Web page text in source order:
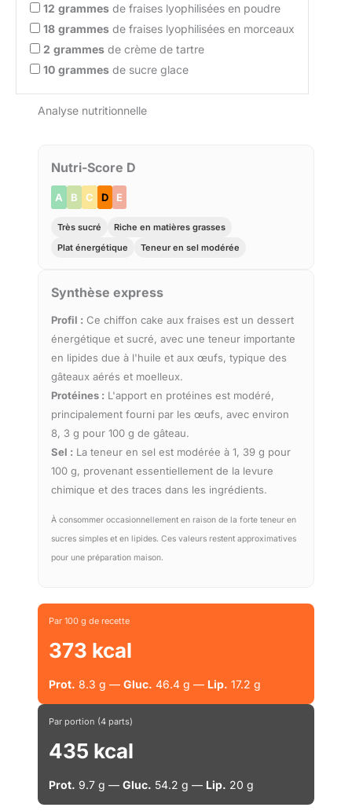
12 grammes de fraises lyophilisées en poudre
18 grammes de fraises lyophilisées en morceaux
2 grammes de crème de tartre
10 grammes de sucre glace
Analyse nutritionnelle
Nutri-Score D
A B C D E
Très sucré
Riche en matières grasses
Plat énergétique
Teneur en sel modérée
Synthèse express
Profil : Ce chiffon cake aux fraises est un dessert
énergétique et sucré, avec une teneur importante
en lipides due à l'huile et aux œufs, typique des
gâteaux aérés et moelleux.
Protéines : L'apport en protéines est modéré,
principalement fourni par les œufs, avec environ
8, 3 g pour 100 g de gâteau.
Sel : La teneur en sel est modérée à 1, 39 g pour
100 g, provenant essentiellement de la levure
chimique et des traces dans les ingrédients.
À consommer occasionnellement en raison de la forte teneur en
sucres simples et en lipides. Ces valeurs restent approximatives
pour une préparation maison.
Par 100 g de recette
373 kcal
Prot. 8.3 g — Gluc. 46.4 g — Lip. 17.2 g
Par portion (4 parts)
435 kcal
Prot. 9.7 g — Gluc. 54.2 g — Lip. 20 g